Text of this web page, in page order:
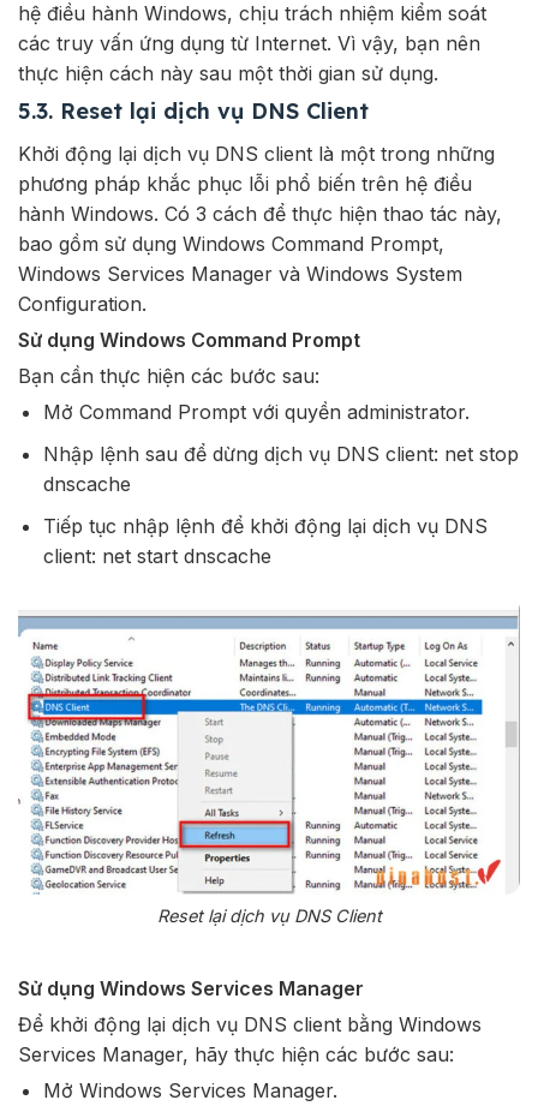
hệ điều hành Windows, chịu trách nhiệm kiểm soát
các truy vấn ứng dụng từ Internet. Vì vậy, bạn nên
thực hiện cách này sau một thời gian sử dụng.
5.3. Reset lại dịch vụ DNS Client
Khởi động lại dịch vụ DNS client là một trong những
phương pháp khắc phục lỗi phổ biến trên hệ điều
hành Windows. Có 3 cách để thực hiện thao tác này,
bao gồm sử dụng Windows Command Prompt,
Windows Services Manager và Windows System
Configuration.
Sử dụng Windows Command Prompt
Bạn cần thực hiện các bước sau:
Mở Command Prompt với quyền administrator.
Nhập lệnh sau để dừng dịch vụ DNS client: net stop
dnscache
Tiếp tục nhập lệnh để khởi động lại dịch vụ DNS
client: net start dnscache
Reset lại dịch vụ DNS Client
Sử dụng Windows Services Manager
Để khởi động lại dịch vụ DNS client bằng Windows
Services Manager, hãy thực hiện các bước sau:
Mở Windows Services Manager.